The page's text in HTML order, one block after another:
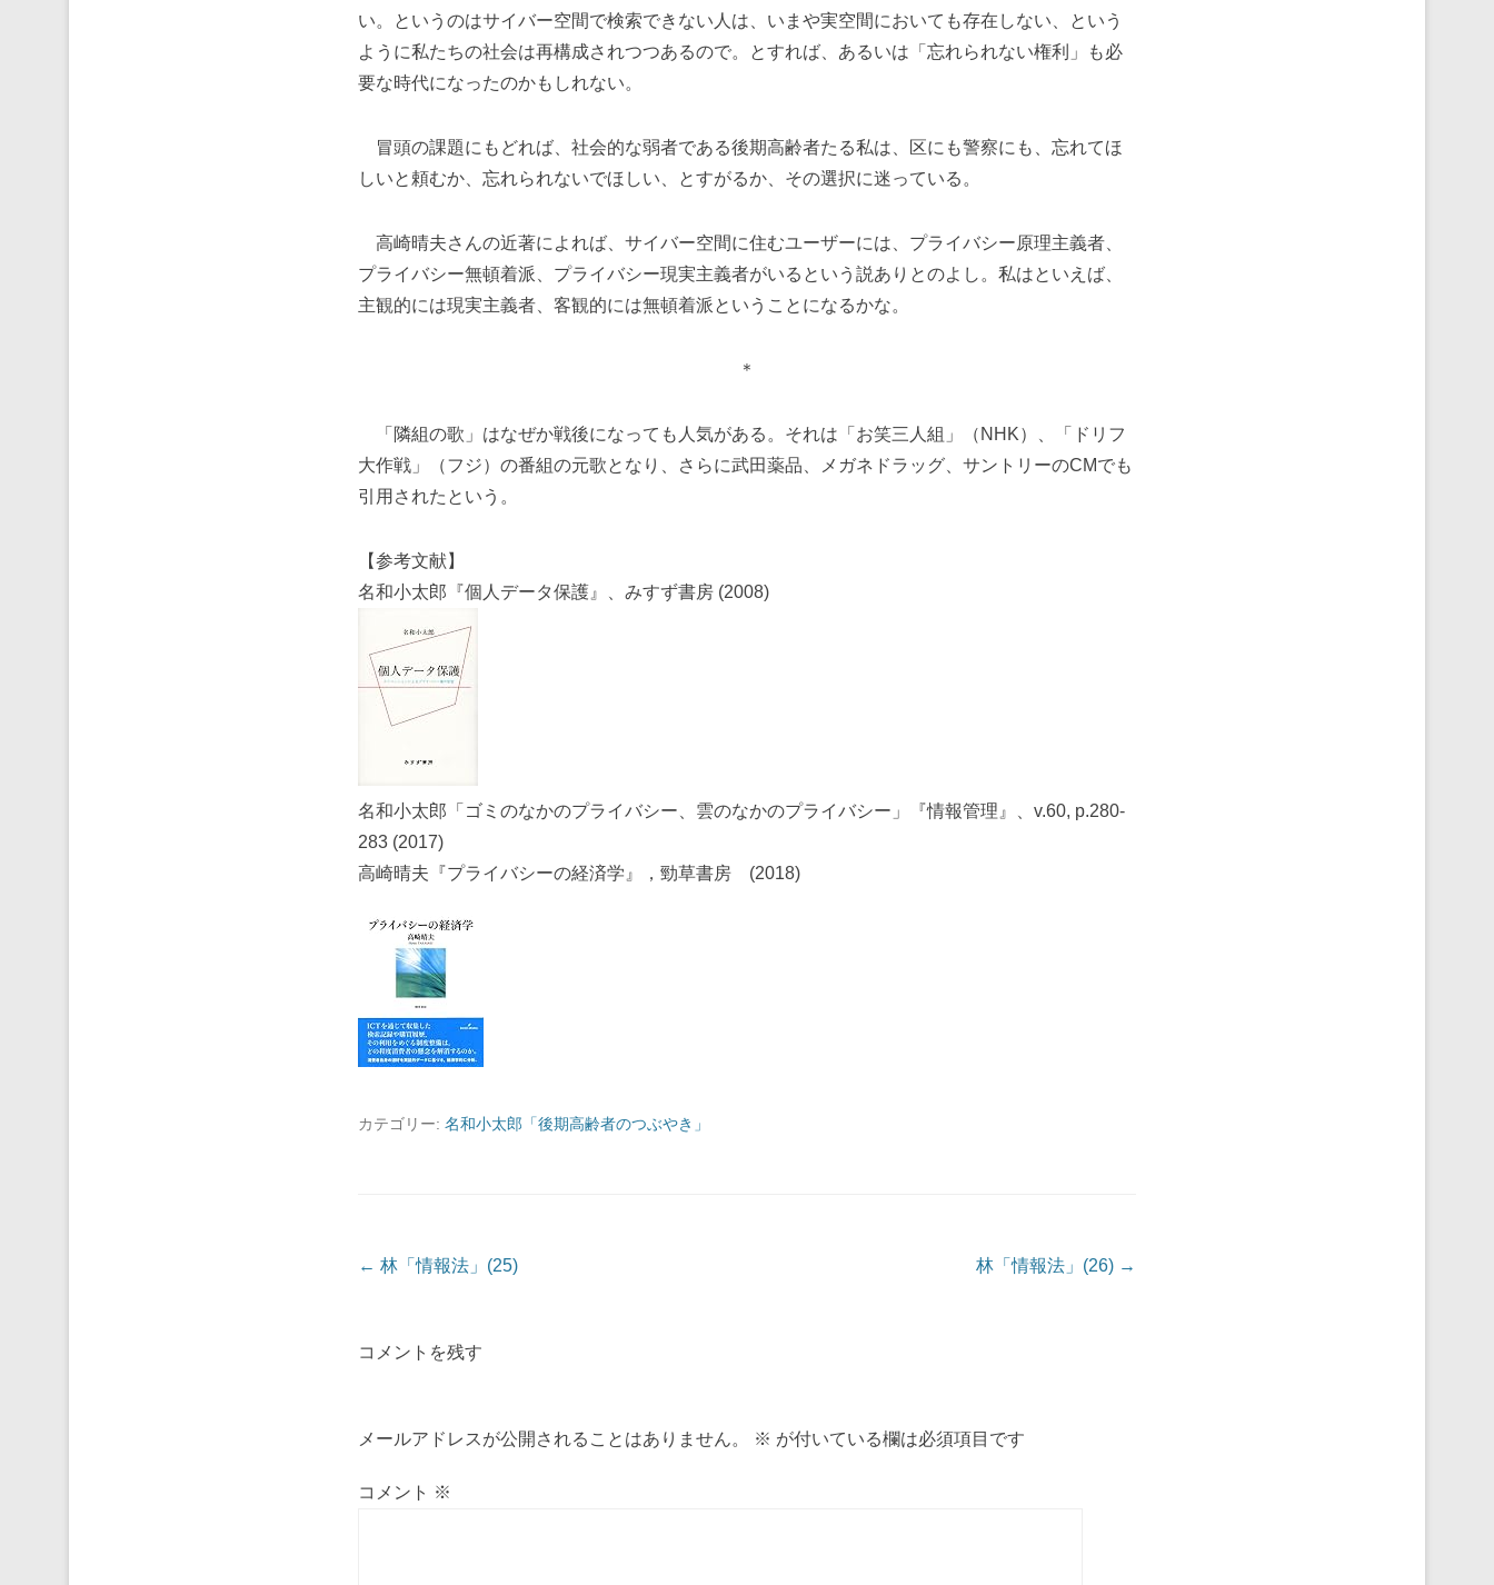
い。というのはサイバー空間で検索できない人は、いまや実空間においても存在しない、という
ように私たちの社会は再構成されつつあるので。とすれば、あるいは「忘れられない権利」も必
要な時代になったのかもしれない。
冒頭の課題にもどれば、社会的な弱者である後期高齢者たる私は、区にも警察にも、忘れてほ
しいと頼むか、忘れられないでほしい、とすがるか、その選択に迷っている。
高崎晴夫さんの近著によれば、サイバー空間に住むユーザーには、プライバシー原理主義者、
プライバシー無頓着派、プライバシー現実主義者がいるという説ありとのよし。私はといえば、
主観的には現実主義者、客観的には無頓着派ということになるかな。
＊
「隣組の歌」はなぜか戦後になっても人気がある。それは「お笑三人組」（NHK）、「ドリフ
大作戦」（フジ）の番組の元歌となり、さらに武田薬品、メガネドラッグ、サントリーのCMでも
引用されたという。
【参考文献】
名和小太郎『個人データ保護』、みすず書房 (2008)
名和小太郎「ゴミのなかのプライバシー、雲のなかのプライバシー」『情報管理』、v.60, p.280-
283 (2017)
高崎晴夫『プライバシーの経済学』，勁草書房 (2018)
カテゴリー: 名和小太郎「後期高齢者のつぶやき」
投稿ナビゲーション
← 林「情報法」(25) 林「情報法」(26) →
コメントを残す
メールアドレスが公開されることはありません。 ※ が付いている欄は必須項目です
コメント ※